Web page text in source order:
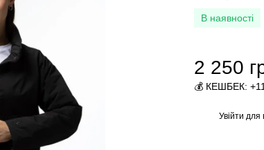
В наявності
2 250
💰 КЕШБЕК:
Увійти для